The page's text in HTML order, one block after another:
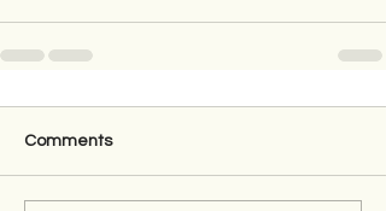
Comments